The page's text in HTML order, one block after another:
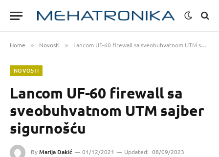
Home » Novosti » Lancom UF-60 firewall sa sveobuhvatnom UTM sajber sigurnošću
NOVOSTI
Lancom UF-60 firewall sa
sveobuhvatnom UTM sajber
sigurnošću
ByMarija Dakić 01/12/2021 Updated: 08/09/2023